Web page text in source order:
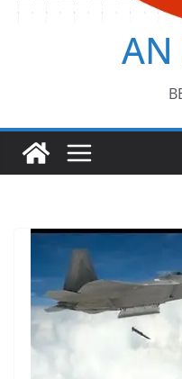
AN